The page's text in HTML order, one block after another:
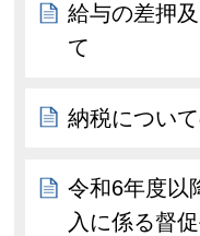
給与の差押
て
納税につい
令和6年度以
入に係る督